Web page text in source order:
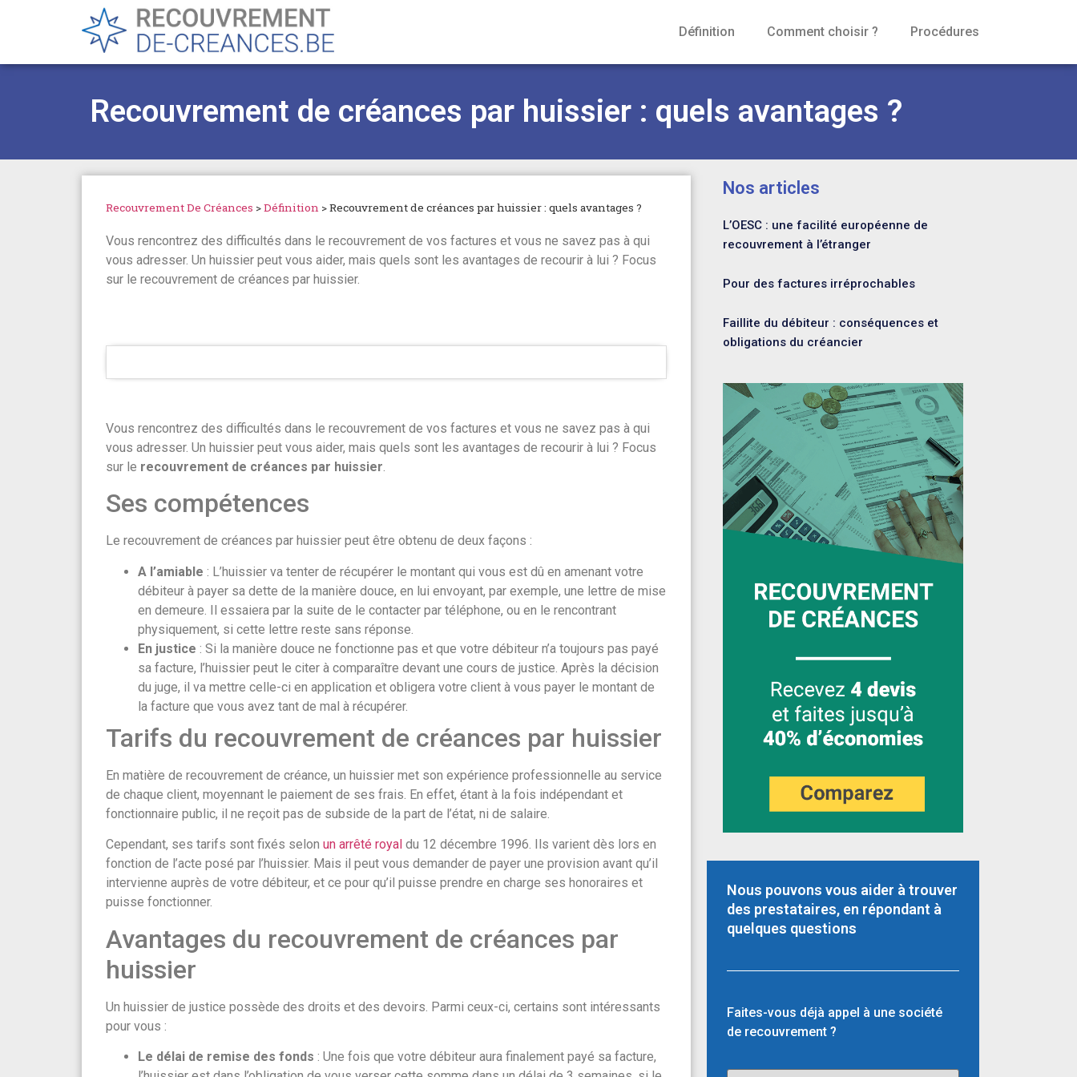
Définition Comment choisir ? Procédures
Recouvrement de créances par huissier : quels avantages ?
Recouvrement De Créances >Définition >Recouvrement de créances par huissier : quels avantages ?
Vous rencontrez des difficultés dans le recouvrement de vos factures et vous ne savez pas à qui
vous adresser. Un huissier peut vous aider, mais quels sont les avantages de recourir à lui ? Focus
sur le recouvrement de créances par huissier.
Vous rencontrez des difficultés dans le recouvrement de vos factures et vous ne savez pas à qui
vous adresser. Un huissier peut vous aider, mais quels sont les avantages de recourir à lui ? Focus
sur le recouvrement de créances par huissier.
Ses compétences
Le recouvrement de créances par huissier peut être obtenu de deux façons :
A l’amiable : L’huissier va tenter de récupérer le montant qui vous est dû en amenant votre
débiteur à payer sa dette de la manière douce, en lui envoyant, par exemple, une lettre de mise
en demeure. Il essaiera par la suite de le contacter par téléphone, ou en le rencontrant
physiquement, si cette lettre reste sans réponse.
En justice : Si la manière douce ne fonctionne pas et que votre débiteur n’a toujours pas payé
sa facture, l’huissier peut le citer à comparaître devant une cours de justice. Après la décision
du juge, il va mettre celle-ci en application et obligera votre client à vous payer le montant de
la facture que vous avez tant de mal à récupérer.
Tarifs du recouvrement de créances par huissier
En matière de recouvrement de créance, un huissier met son expérience professionnelle au service
de chaque client, moyennant le paiement de ses frais. En effet, étant à la fois indépendant et
fonctionnaire public, il ne reçoit pas de subside de la part de l’état, ni de salaire.
Cependant, ses tarifs sont fixés selon un arrêté royal du 12 décembre 1996. Ils varient dès lors en
fonction de l’acte posé par l’huissier. Mais il peut vous demander de payer une provision avant qu’il
intervienne auprès de votre débiteur, et ce pour qu’il puisse prendre en charge ses honoraires et
puisse fonctionner.
Avantages du recouvrement de créances par
huissier
Un huissier de justice possède des droits et des devoirs. Parmi ceux-ci, certains sont intéressants
pour vous :
Le délai de remise des fonds : Une fois que votre débiteur aura finalement payé sa facture,
Nos articles
L’OESC : une facilité européenne de
recouvrement à l’étranger
Pour des factures irréprochables
Faillite du débiteur : conséquences et
obligations du créancier
Nous pouvons vous aider à trouver
des prestataires, en répondant à
quelques questions
Faites-vous déjà appel à une société
de recouvrement ?